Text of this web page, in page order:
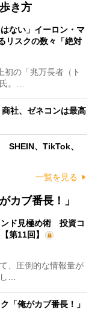
き方
ない」イーロン・マ
リスクの数々「絶対
の「兆万長者（ト
。…
社、ゼネコンは最高
SHEIN、TikTok、
一覧を見る
カブ番長！」
ンド見極め術 投資コ
第11回】
、圧倒的な情報量が
…
「俺がカブ番長！」